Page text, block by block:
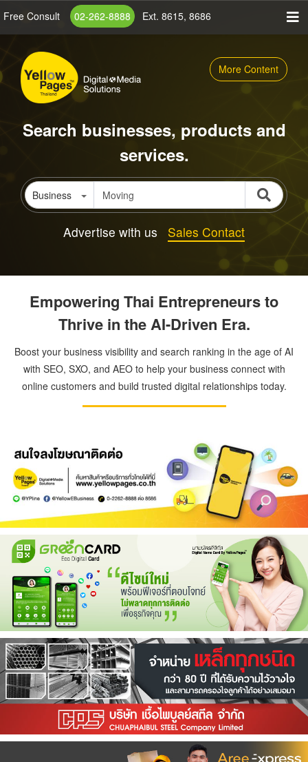
content
Free Consult 02-262-8888 Ext. 8615, 8686
More Content
Search businesses, products and
services.
Business
Advertise with us Sales Contact
Empowering Thai Entrepreneurs to
Thrive in the AI-Driven Era.
Boost your business visibility and search ranking in the age of AI
with SEO, SXO, and AEO to help your business connect with
online customers and build trusted digital relationships today.